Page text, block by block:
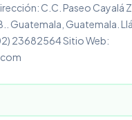
C.C. Paseo Cayalá
Guatemala, Guatemala.
23682564 Sitio Web: